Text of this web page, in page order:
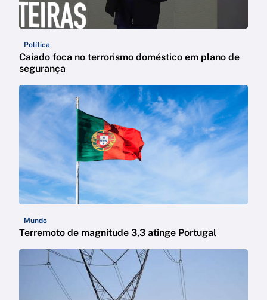
Política
Caiado foca no terrorismo doméstico em plano de
segurança
Mundo
Terremoto de magnitude 3,3 atinge Portugal